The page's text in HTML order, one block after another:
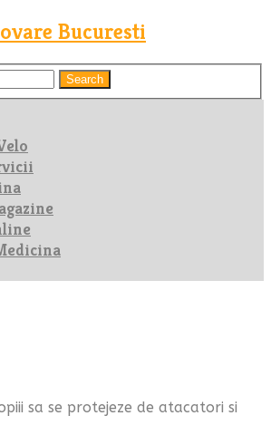
Bucuresti
Search
sa se protejeze de atacatori si